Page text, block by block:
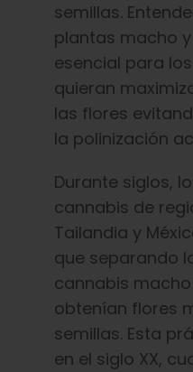
semillas.
plantas macho
esencial para
quieran
las flores
la polinización
Durante siglos,
cannabis de
Tailandia y
que separando
cannabis
obtenían flores
semillas. Esta
en el siglo XX,